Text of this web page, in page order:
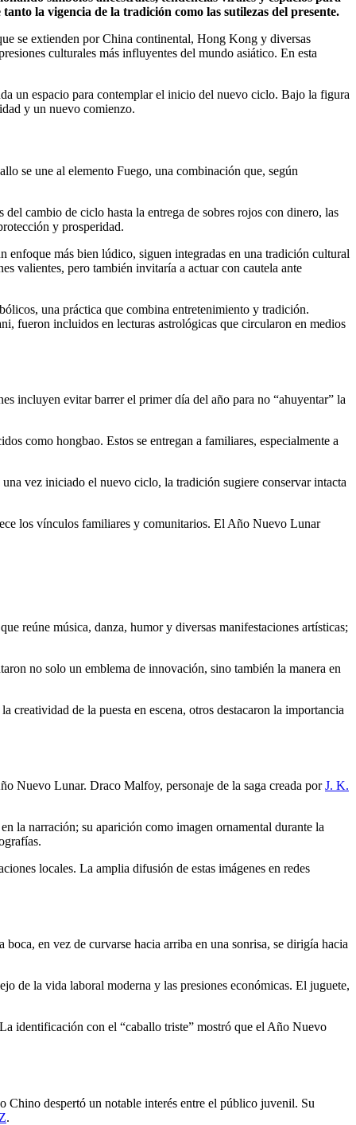
la vigencia de la tradición como las sutilezas del presente.
se extienden por China continental, Hong Kong y diversas
culturales más influyentes del mundo asiático. En esta
un espacio para contemplar el inicio del nuevo ciclo. Bajo la figura
y un nuevo comienzo.
se une al elemento Fuego, una combinación que, según
cambio de ciclo hasta la entrega de sobres rojos con dinero, las
y prosperidad.
enfoque más bien lúdico, siguen integradas en una tradición cultural
valientes, pero también invitaría a actuar con cautela ante
una práctica que combina entretenimiento y tradición.
fueron incluidos en lecturas astrológicas que circularon en medios
incluyen evitar barrer el primer día del año para no “ahuyentar” la
como hongbao. Estos se entregan a familiares, especialmente a
vez iniciado el nuevo ciclo, la tradición sugiere conservar intacta
los vínculos familiares y comunitarios. El Año Nuevo Lunar
reúne música, danza, humor y diversas manifestaciones artísticas;
no solo un emblema de innovación, sino también la manera en
de la puesta en escena, otros destacaron la importancia
Nuevo Lunar. Draco Malfoy, personaje de la saga creada porJ. K.
la narración; su aparición como imagen ornamental durante la
locales. La amplia difusión de estas imágenes en redes
en vez de curvarse hacia arriba en una sonrisa, se dirigía hacia
de la vida laboral moderna y las presiones económicas. El juguete,
identificación con el “caballo triste” mostró que el Año Nuevo
Chino despertó un notable interés entre el público juvenil. Su
.